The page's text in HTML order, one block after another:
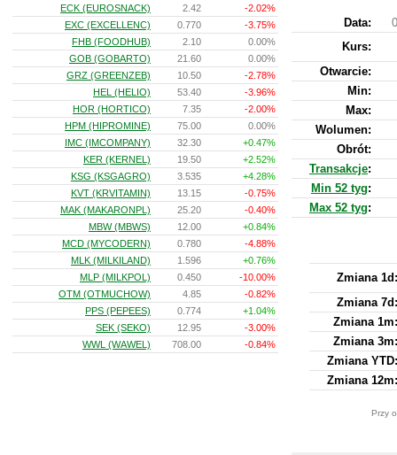
Data:
Kurs:
Otwarcie:
Min:
Max:
Wolumen:
Obrót:
Transakcje:
Min 52 tyg:
Max 52 tyg:
Zmiana 1d:
Zmiana 7d:
Zmiana 1m:
Zmiana 3m:
Zmiana YTD:
Zmiana 12m:
Przy
ECK (EUROSNACK)
2.42
-2.02%
EXC (EXCELLENC)
0.770
-3.75%
FHB (FOODHUB)
2.10
0.00%
GOB (GOBARTO)
21.60
0.00%
GRZ (GREENZEB)
10.50
-2.78%
HEL (HELIO)
53.40
-3.96%
HOR (HORTICO)
7.35
-2.00%
HPM (HIPROMINE)
75.00
0.00%
IMC (IMCOMPANY)
32.30
+0.47%
KER (KERNEL)
19.50
+2.52%
KSG (KSGAGRO)
3.535
+4.28%
KVT (KRVITAMIN)
13.15
-0.75%
MAK (MAKARONPL)
25.20
-0.40%
MBW (MBWS)
12.00
+0.84%
MCD (MYCODERN)
0.780
-4.88%
MLK (MILKILAND)
1.596
+0.76%
MLP (MILKPOL)
0.450
-10.00%
OTM (OTMUCHOW)
4.85
-0.82%
PPS (PEPEES)
0.774
+1.04%
SEK (SEKO)
12.95
-3.00%
WWL (WAWEL)
708.00 -0.84%